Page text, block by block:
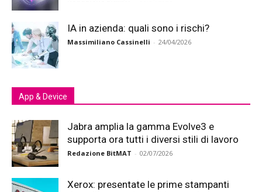
IA in azienda: quali sono i rischi?
Massimiliano Cassinelli - 24/04/2026
App & Device
Jabra amplia la gamma Evolve3 e
supporta ora tutti i diversi stili di lavoro
Redazione BitMAT - 02/07/2026
Xerox: presentate le prime stampanti